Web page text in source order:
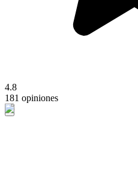
4.8
181 opiniones